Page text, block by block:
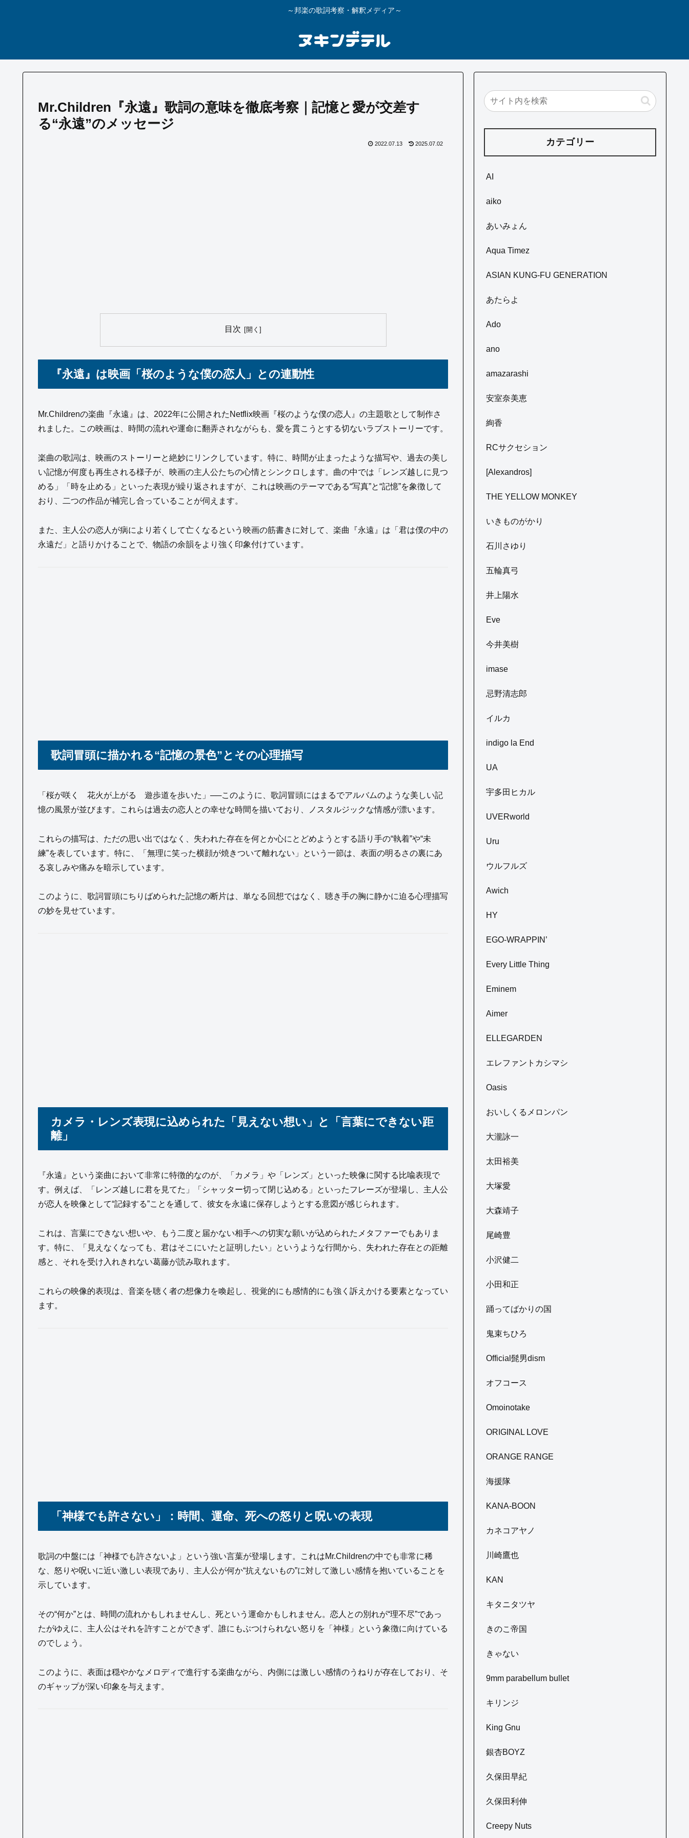
～邦楽の歌詞考察・解釈メディア～
Mr.Children『永遠』歌詞の意味を徹底考察｜記憶と愛が交差す
る“永遠”のメッセージ
2022.07.13 2025.07.02
目次
『永遠』は映画「桜のような僕の恋人」との連動性
Mr.Childrenの楽曲『永遠』は、2022年に公開されたNetflix映画『桜のような僕の恋人』の主題歌として制作さ
れました。この映画は、時間の流れや運命に翻弄されながらも、愛を貫こうとする切ないラブストーリーです。
楽曲の歌詞は、映画のストーリーと絶妙にリンクしています。特に、時間が止まったような描写や、過去の美し
い記憶が何度も再生される様子が、映画の主人公たちの心情とシンクロします。曲の中では「レンズ越しに見つ
める」「時を止める」といった表現が繰り返されますが、これは映画のテーマである“写真”と“記憶”を象徴して
おり、二つの作品が補完し合っていることが伺えます。
また、主人公の恋人が病により若くして亡くなるという映画の筋書きに対して、楽曲『永遠』は「君は僕の中の
永遠だ」と語りかけることで、物語の余韻をより強く印象付けています。
歌詞冒頭に描かれる“記憶の景色”とその心理描写
「桜が咲く 花火が上がる 遊歩道を歩いた」──このように、歌詞冒頭にはまるでアルバムのような美しい記
憶の風景が並びます。これらは過去の恋人との幸せな時間を描いており、ノスタルジックな情感が漂います。
これらの描写は、ただの思い出ではなく、失われた存在を何とか心にとどめようとする語り手の“執着”や“未
練”を表しています。特に、「無理に笑った横顔が焼きついて離れない」という一節は、表面の明るさの裏にあ
る哀しみや痛みを暗示しています。
このように、歌詞冒頭にちりばめられた記憶の断片は、単なる回想ではなく、聴き手の胸に静かに迫る心理描写
の妙を見せています。
カメラ・レンズ表現に込められた「見えない想い」と「言葉にできない距
離」
『永遠』という楽曲において非常に特徴的なのが、「カメラ」や「レンズ」といった映像に関する比喩表現で
す。例えば、「レンズ越しに君を見てた」「シャッター切って閉じ込める」といったフレーズが登場し、主人公
が恋人を映像として“記録する”ことを通して、彼女を永遠に保存しようとする意図が感じられます。
これは、言葉にできない想いや、もう二度と届かない相手への切実な願いが込められたメタファーでもありま
す。特に、「見えなくなっても、君はそこにいたと証明したい」というような行間から、失われた存在との距離
感と、それを受け入れきれない葛藤が読み取れます。
これらの映像的表現は、音楽を聴く者の想像力を喚起し、視覚的にも感情的にも強く訴えかける要素となってい
ます。
「神様でも許さない」：時間、運命、死への怒りと呪いの表現
歌詞の中盤には「神様でも許さないよ」という強い言葉が登場します。これはMr.Childrenの中でも非常に稀
な、怒りや呪いに近い激しい表現であり、主人公が何か“抗えないもの”に対して激しい感情を抱いていることを
示しています。
その“何か”とは、時間の流れかもしれませんし、死という運命かもしれません。恋人との別れが“理不尽”であっ
たがゆえに、主人公はそれを許すことができず、誰にもぶつけられない怒りを「神様」という象徴に向けている
のでしょう。
このように、表面は穏やかなメロディで進行する楽曲ながら、内側には激しい感情のうねりが存在しており、そ
のギャップが深い印象を与えます。
カテゴリー
AI
aiko
あいみょん
Aqua Timez
ASIAN KUNG-FU GENERATION
あたらよ
Ado
ano
amazarashi
安室奈美恵
絢香
RCサクセション
[Alexandros]
THE YELLOW MONKEY
いきものがかり
石川さゆり
五輪真弓
井上陽水
Eve
今井美樹
imase
忌野清志郎
イルカ
indigo la End
UA
宇多田ヒカル
UVERworld
Uru
ウルフルズ
Awich
HY
EGO-WRAPPIN’
Every Little Thing
Eminem
Aimer
ELLEGARDEN
エレファントカシマシ
Oasis
おいしくるメロンパン
大瀧詠一
太田裕美
大塚愛
大森靖子
尾崎豊
小沢健二
小田和正
踊ってばかりの国
鬼束ちひろ
Official髭男dism
オフコース
Omoinotake
ORIGINAL LOVE
ORANGE RANGE
海援隊
KANA-BOON
カネコアヤノ
川崎鷹也
KAN
キタニタツヤ
きのこ帝国
きゃない
9mm parabellum bullet
キリンジ
King Gnu
銀杏BOYZ
久保田早紀
久保田利伸
Creepy Nuts